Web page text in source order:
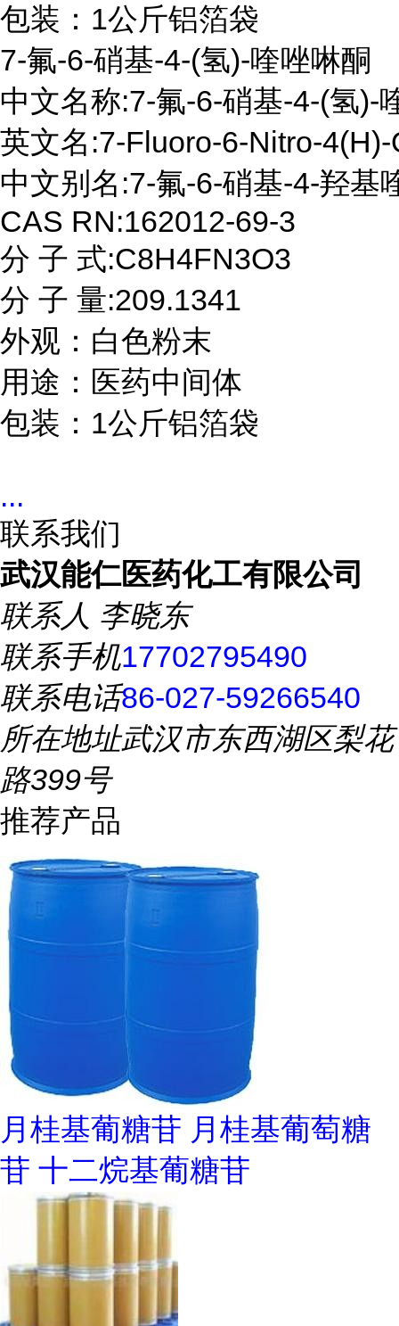
包装：1公斤铝箔袋
7-氟-6-硝基-4-(氢)-喹唑啉酮
中文名称:7-氟-6-硝基-4-(氢)-
英文名:7-Fluoro-6-Nitro-
中文别名:7-氟-6-硝基-4-羟基
CAS RN:162012-69-3
分 子 式:C8H4FN3O3
分 子 量:209.1341
外观：白色粉末
用途：医药中间体
包装：1公斤铝箔袋
...
联系我们
武汉能仁医药化工有限公司
联系人 李晓东
联系手机17702795490
联系电话86-027-59266540
所在地址武汉市东西湖区梨花
路399号
推荐产品
月桂基葡糖苷 月桂基葡萄糖
苷 十二烷基葡糖苷